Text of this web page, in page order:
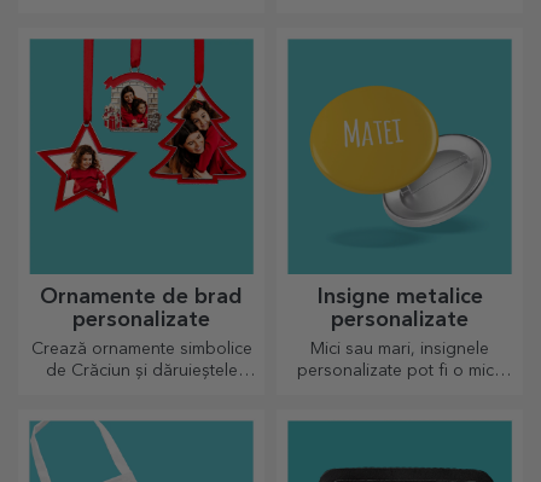
parteneriat cu echipa alb-
vișinie
Ornamente de brad
personalizate
Crează ornamente simbolice
de Crăciun și dăruieștele
Insigne metalice
personalizate
Mici sau mari, insignele
personalizate pot fi o mică